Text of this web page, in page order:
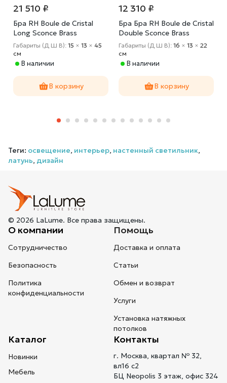
21 510 ₽
Бра RH Boule de Cristal
Long Sconce Brass
Габариты (Д Ш В): 15 × 13 × 45
cм
В наличии
В корзину
12 310 ₽
Бра Бра RH Boule de Cristal
Double Sconce Brass
Черный
Габариты (Д Ш В): 16 × 13 × 22
cм
В наличии
В корзину
Теги: освещение, интерьер, настенный светильник,
латунь, дизайн
© 2026 LaLume. Все права защищены.
О компании
Сотрудничество
Безопасность
Политика
конфиденциальности
Помощь
Доставка и оплата
Статьи
Обмен и возврат
Услуги
Установка натяжных
потолков
Каталог
Новинки
Мебель
Контакты
г. Москва, квартал № 32,
вл16 с2
БЦ Neopolis 3 этаж, офис 324